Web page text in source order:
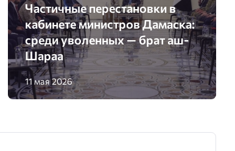
Частичные перестановки в
кабинете министров Дамаска:
среди уволенных — брат аш-
Шараа
11 мая 2026